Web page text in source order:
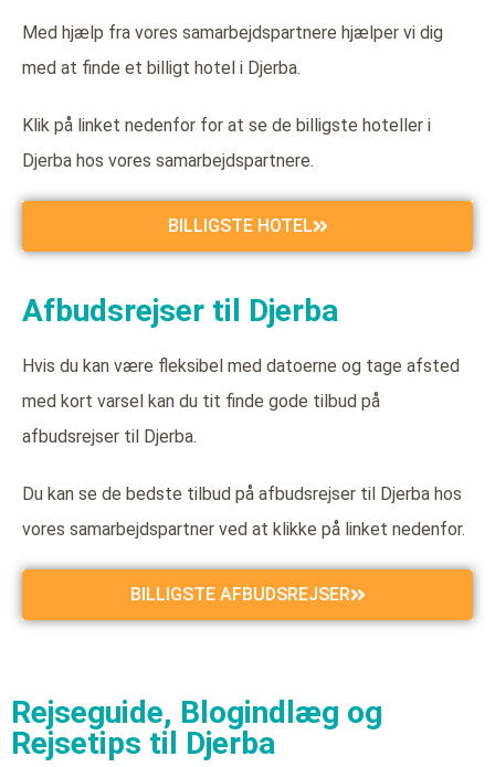
Med hjælp fra vores samarbejdspartnere hjælper vi dig
med at finde et billigt hotel i Djerba.
Klik på linket nedenfor for at se de billigste hoteller i
Djerba hos vores samarbejdspartnere.
BILLIGSTE HOTEL
Afbudsrejser til Djerba
Hvis du kan være fleksibel med datoerne og tage afsted
med kort varsel kan du tit finde gode tilbud på
afbudsrejser til Djerba.
Du kan se de bedste tilbud på afbudsrejser til Djerba hos
vores samarbejdspartner ved at klikke på linket nedenfor.
BILLIGSTE AFBUDSREJSER
Rejseguide, Blogindlæg og
Rejsetips til Djerba